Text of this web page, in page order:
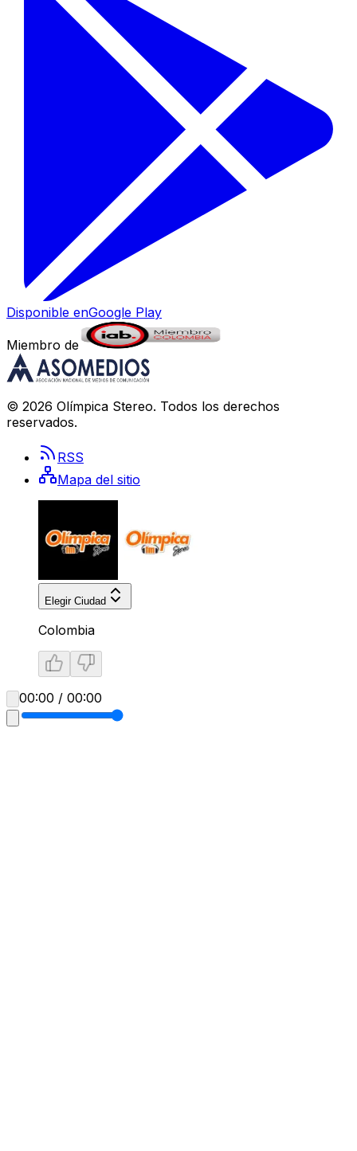
Disponible enGoogle Play
Miembro de
© 2026 Olímpica Stereo. Todos los derechos
reservados.
RSS
Mapa del sitio
Elegir Ciudad
Colombia
00:00 / 00:00